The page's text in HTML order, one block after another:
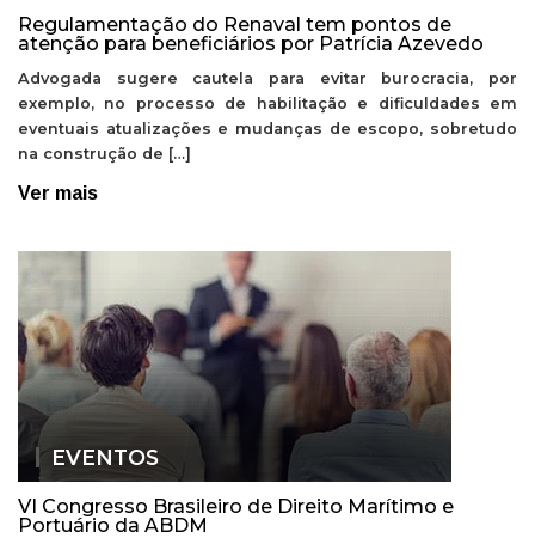
Regulamentação do Renaval tem pontos de
atenção para beneficiários por Patrícia Azevedo
Advogada sugere cautela para evitar burocracia, por
exemplo, no processo de habilitação e dificuldades em
eventuais atualizações e mudanças de escopo, sobretudo
na construção de […]
Ver mais
EVENTOS
VI Congresso Brasileiro de Direito Marítimo e
Portuário da ABDM